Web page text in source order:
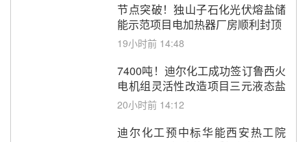
节点突破！独山子石化光伏熔盐储
能示范项目电加热器厂房顺利封顶
19小时前 14:48
7400吨！迪尔化工成功签订鲁西火
电机组灵活性改造项目三元液态盐
采购合同
20小时前 14:12
迪尔化工预中标华能西安热工院